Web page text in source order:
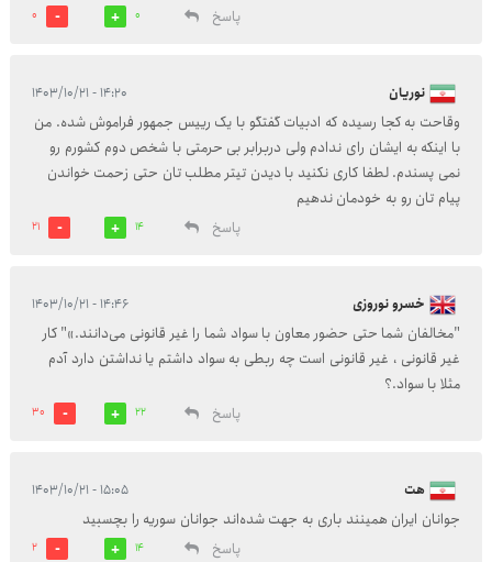
پاسخ
0
0
نوریان ۱۴:۲۰ - ۱۴۰۳/۱۰/۲۱
وقاحت به کجا رسیده که ادبیات گفتگو با یک رییس جمهور فراموش شده. من
با اینکه به ایشان رای ندادم ولی دربرابر بی حرمتی با شخص دوم کشورم رو
نمی پسندم. لطفا کاری نکنید با دیدن تیتر مطلب تان حتی زحمت خواندن
پیام تان رو به خودمان ندهیم
پاسخ
14
21
خسرو نوروزی ۱۴:۴۶ - ۱۴۰۳/۱۰/۲۱
"مخالفان شما حتی حضور معاون با سواد شما را غیر قانونی می‌دانند.»" کار
غیر قانونی ، غیر قانونی است چه ربطی به سواد داشتم یا نداشتن دارد آدم
مثلا با سواد.؟
پاسخ
22
30
هت ۱۵:۰۵ - ۱۴۰۳/۱۰/۲۱
جوانان ایران همینند باری به جهت شده‌اند جوانان سوریه را بچسبید
پاسخ
14
2